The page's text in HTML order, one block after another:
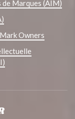
Marques (AIM)
Owners